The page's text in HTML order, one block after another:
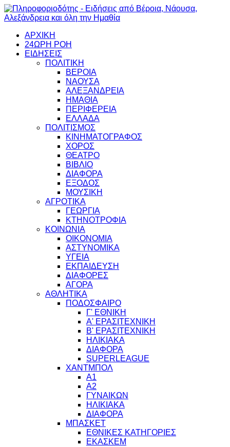
ΑΡΧΙΚΗ
24ΩΡΗ ΡΟΗ
ΕΙΔΗΣΕΙΣ
ΠΟΛΙΤΙΚΗ
ΒΕΡΟΙΑ
ΝΑΟΥΣΑ
ΑΛΕΞΑΝΔΡΕΙΑ
ΗΜΑΘΙΑ
ΠΕΡΙΦΕΡΕΙΑ
ΕΛΛΑΔΑ
ΠΟΛΙΤΙΣΜΟΣ
ΚΙΝΗΜΑΤΟΓΡΑΦΟΣ
ΧΟΡΟΣ
ΘΕΑΤΡΟ
ΒΙΒΛΙΟ
ΔΙΑΦΟΡΑ
ΕΞΟΔΟΣ
ΜΟΥΣΙΚΗ
ΑΓΡΟΤΙΚΑ
ΓΕΩΡΓΙΑ
ΚΤΗΝΟΤΡΟΦΙΑ
ΚΟΙΝΩΝΙΑ
ΟΙΚΟΝΟΜΙΑ
ΑΣΤΥΝΟΜΙΚΑ
ΥΓΕΙΑ
ΕΚΠΑΙΔΕΥΣΗ
ΔΙΑΦΟΡΕΣ
ΑΓΟΡΑ
ΑΘΛΗΤΙΚΑ
ΠΟΔΟΣΦΑΙΡΟ
Γ' ΕΘΝΙΚΗ
Α' ΕΡΑΣΙΤΕΧΝΙΚΗ
Β' ΕΡΑΣΙΤΕΧΝΙΚΗ
ΗΛΙΚΙΑΚΑ
ΔΙΑΦΟΡΑ
SUPERLEAGUE
ΧΑΝΤΜΠΟΛ
Α1
Α2
ΓΥΝΑΙΚΩΝ
ΗΛΙΚΙΑΚΑ
ΔΙΑΦΟΡΑ
ΜΠΑΣΚΕΤ
ΕΘΝΙΚΕΣ ΚΑΤΗΓΟΡΙΕΣ
ΕΚΑΣΚΕΜ